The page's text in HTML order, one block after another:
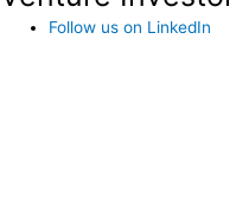
Follow us on LinkedIn